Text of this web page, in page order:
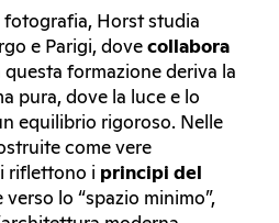
fotografia, Horst studia
e Parigi, dove collabora
questa formazione deriva la
pura, dove la luce e lo
equilibrio rigoroso. Nelle
come vere
riflettono i principi del
verso lo “spazio minimo”,